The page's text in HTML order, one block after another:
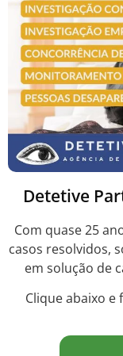
Detetive
Com quase 25
casos resolvidos,
em solução de
Clique abaixo e